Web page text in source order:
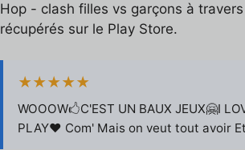
Hop - clash filles vs garçons à
récupérés sur le Play Store.
★★★★★
WOOOW🖒C'EST UN BAUX JEUX🤗I
PLAY❤ Com' Mais on veut tout avoir